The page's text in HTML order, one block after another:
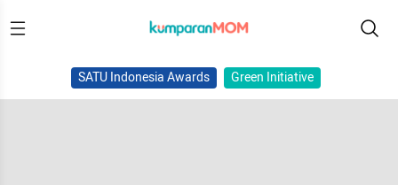
SATU Indonesia Awards Green Initiative